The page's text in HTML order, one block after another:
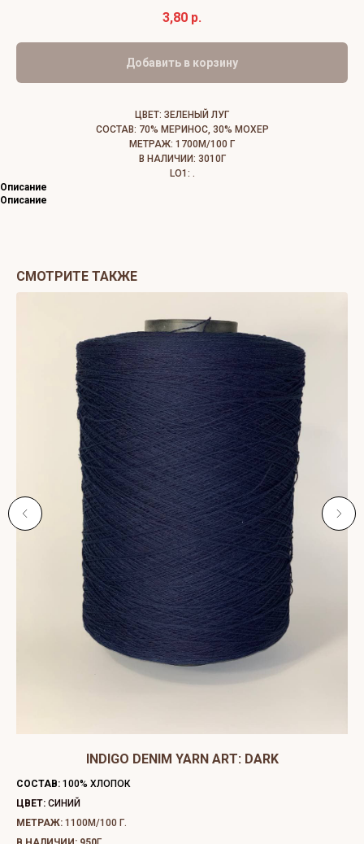
3,80 р.
Добавить в корзину
ЦВЕТ: ЗЕЛЕНЫЙ ЛУГ
СОСТАВ: 70% МЕРИНОС, 30% МОХЕР
МЕТРАЖ: 1700М/100 Г
В НАЛИЧИИ: 3010Г
LO1: .
Описание
Описание
СМОТРИТЕ ТАКЖЕ
INDIGO DENIM YARN ART: DARK
СОСТАВ: 100% ХЛОПОК
ЦВЕТ: СИНИЙ
МЕТРАЖ: 1100М/100 Г.